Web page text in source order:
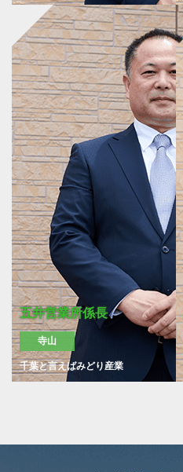
五井営業所係長
寺山
千葉と言えばみどり産業